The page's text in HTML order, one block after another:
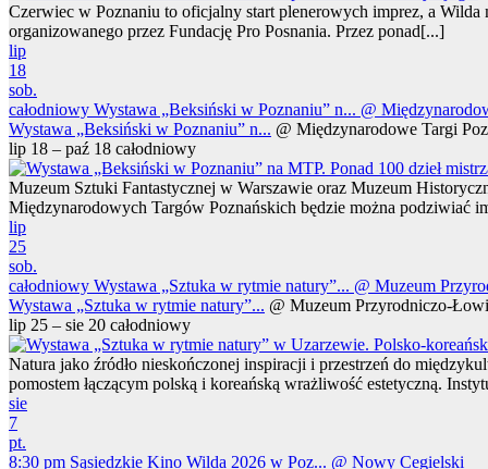
Czerwiec w Poznaniu to oficjalny start plenerowych imprez, a
organizowanego przez Fundację Pro Posnania. Przez ponad[...]
lip
18
sob.
całodniowy Wystawa „Beksiński w Poznaniu” n... @
Wystawa „Beksiński w Poznaniu” n... @ Międzynarodowe Targi
lip 18 – paź 18 całodniowy
Muzeum Sztuki Fantastycznej w Warszawie oraz Muzeum
Międzynarodowych Targów Poznańskich będzie można podziwiać
lip
25
sob.
całodniowy Wystawa „Sztuka w rytmie natury”... @ Muzeum
Wystawa „Sztuka w rytmie natury”... @ Muzeum Przyrodniczo-
lip 25 – sie 20 całodniowy
Natura jako źródło nieskończonej inspiracji i przestrzeń do
pomostem łączącym polską i koreańską wrażliwość estetyczną.
sie
7
pt.
8:30 pm Sąsiedzkie Kino Wilda 2026 w Poz... @ Nowy Cegielski